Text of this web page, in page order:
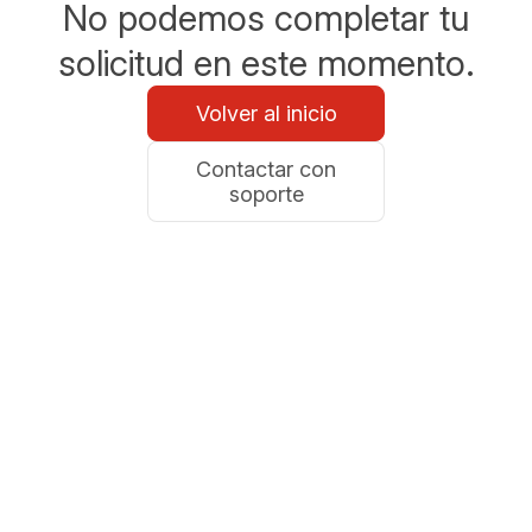
No podemos completar tu
solicitud en este momento.
Volver al inicio
Contactar con
soporte